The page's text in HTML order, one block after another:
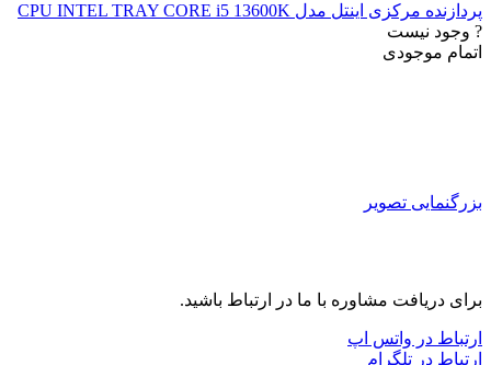
پردازنده مرکزی اینتل مدل CPU INTEL TRAY CORE i5 13600K
? وجود نیست
اتمام موجودی
بزرگنمایی تصویر
برای دریافت مشاوره با ما در ارتباط باشید.
ارتباط در واتس اپ
ارتباط در تلگرام